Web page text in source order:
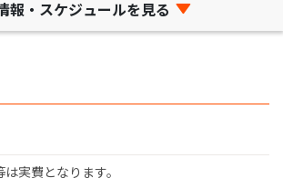
報・スケジュールを見る
実費となります。